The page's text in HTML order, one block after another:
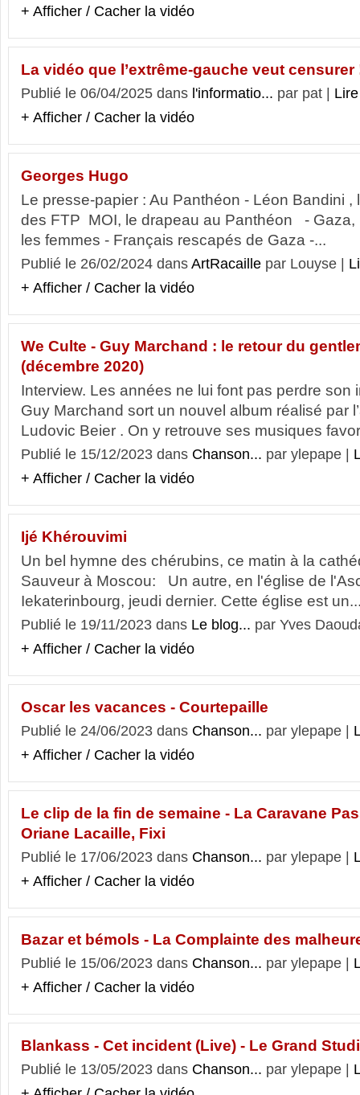
+ Afficher / Cacher la vidéo
La vidéo que l’extrême-gauche veut censurer
Publié le 06/04/2025 dans l'informatio... par pat |
+ Afficher / Cacher la vidéo
Georges Hugo
Le presse-papier : Au Panthéon - Léon Bandini ,
des FTP MOI, le drapeau au Panthéon - Gaza,
les femmes - Français rescapés de Gaza -...
Publié le 26/02/2024 dans ArtRacaille par Louyse |
+ Afficher / Cacher la vidéo
We Culte - Guy Marchand : le retour du
(décembre 2020)
Interview. Les années ne lui font pas perdre son
Guy Marchand sort un nouvel album réalisé par
Ludovic Beier . On y retrouve ses musiques
Publié le 15/12/2023 dans Chanson... par ylepape |
+ Afficher / Cacher la vidéo
Ijé Khérouvimi
Un bel hymne des chérubins, ce matin à la
Sauveur à Moscou: Un autre, en l'église de
Iekaterinbourg, jeudi dernier. Cette église est
Publié le 19/11/2023 dans Le blog... par Yves
+ Afficher / Cacher la vidéo
Oscar les vacances - Courtepaille
Publié le 24/06/2023 dans Chanson... par ylepape |
+ Afficher / Cacher la vidéo
Le clip de la fin de semaine - La Caravane
Oriane Lacaille, Fixi
Publié le 17/06/2023 dans Chanson... par ylepape |
+ Afficher / Cacher la vidéo
Bazar et bémols - La Complainte des
Publié le 15/06/2023 dans Chanson... par ylepape |
+ Afficher / Cacher la vidéo
Blankass - Cet incident (Live) - Le Grand
Publié le 13/05/2023 dans Chanson... par ylepape |